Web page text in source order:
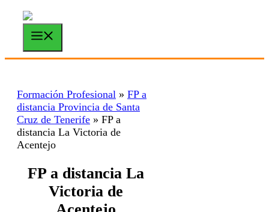
Saltar
contenido
Formación Profesional » FP a
distancia Provincia de Santa
Cruz de Tenerife » FP a
distancia La Victoria de
Acentejo
FP a distancia La
Victoria de